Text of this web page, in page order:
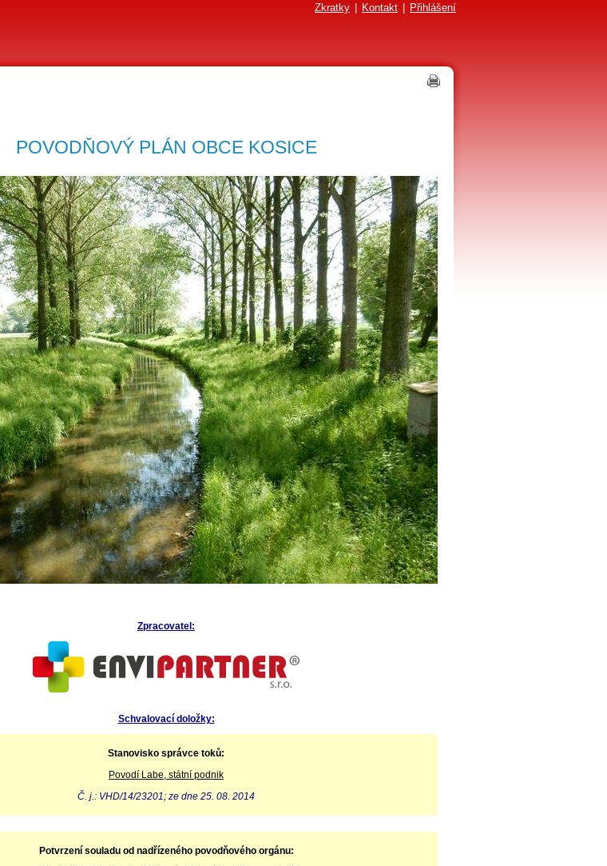
Zkratky Kontakt Přihlášení
POVODŇOVÝ PLÁN OBCE KOSICE
Zpracovatel:
Schvalovací doložky:
Stanovisko správce toků:
Povodí Labe, státní podnik
Č. j.: VHD/14/23201; ze dne 25. 08. 2014
Potvrzení souladu od nadřízeného povodňového orgánu: